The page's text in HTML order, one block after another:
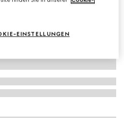
EINSTELLUNGEN